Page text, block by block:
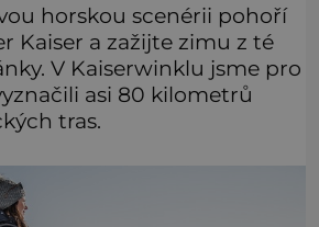
horskou scenérii pohoří
Kaiser a zažijte zimu z té
V Kaiserwinklu jsme pro
asi 80 kilometrů
tras.